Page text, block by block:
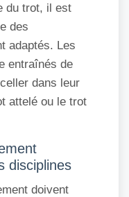
du trot, il est
des
adaptés. Les
entraînés de
dans leur
attelé ou le trot
disciplines
doivent